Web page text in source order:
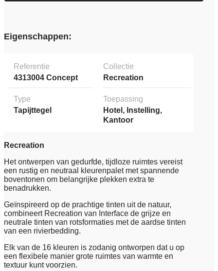
Eigenschappen:
Referentie
4313004 Concept
Collectie
Recreation
Type
Tapijttegel
Toepassing
Hotel, Instelling,
Kantoor
Recreation
Het ontwerpen van gedurfde, tijdloze ruimtes vereist
een rustig en neutraal kleurenpalet met spannende
boventonen om belangrijke plekken extra te
benadrukken.
Geïnspireerd op de prachtige tinten uit de natuur,
combineert Recreation van Interface de grijze en
neutrale tinten van rotsformaties met de aardse tinten
van een rivierbedding.
Elk van de 16 kleuren is zodanig ontworpen dat u op
een flexibele manier grote ruimtes van warmte en
textuur kunt voorzien.